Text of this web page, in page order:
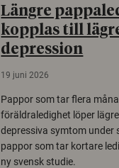
Längre
kopplas till
depression
19 juni 2026
Pappor som tar flera
föräldraledighet löper
depressiva symtom under
pappor som tar kortare
ny svensk studie.